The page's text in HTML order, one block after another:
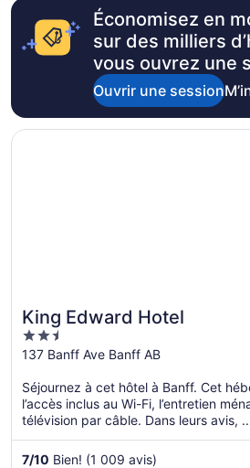
Économisez en
sur des milliers
vous ouvrez une
Ouvrir une session
King Edward Hotel
2.5
out
5
137 Banff Ave Banff AB
Séjournez à cet hôtel à Banff. Cet
l’accès inclus au Wi-Fi, l’entretien
télévision par câble. Dans leurs avis,
7/10 Bien! (1 009 avis)
S’ouvre dans une nouvelle fenêtre
King Edward Hotel